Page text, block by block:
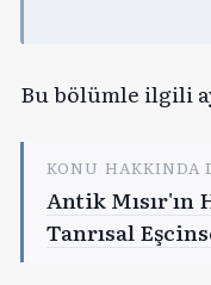
Bu bölümle ilgili
KONU HAKKINDA
Antik
Tanrısal